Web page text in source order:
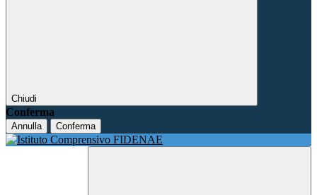
Chiudi
Conferma
Annulla Conferma